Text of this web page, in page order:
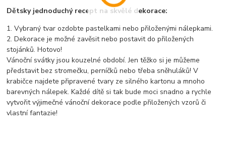
Dětsky jednoduchý recept na skvělé dekorace:
1. Vybraný tvar ozdobte pastelkami nebo přiloženými nálepkami.
2. Dekorace je možné zavěsit nebo postavit do přiložených
stojánků. Hotovo!
Vánoční svátky jsou kouzelné období. Jen těžko si je můžeme
představit bez stromečku, perníčků nebo třeba sněhuláků! V
krabičce najdete připravené tvary ze silného kartonu a mnoho
barevných nálepek. Každé dítě si tak bude moci snadno a rychle
vytvořit výjimečné vánoční dekorace podle přiložených vzorů či
vlastní fantazie!